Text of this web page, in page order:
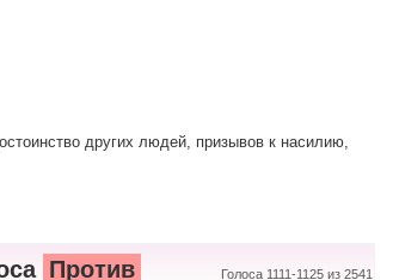
других людей, призывов к насилию,
Против Голоса 1111-1125 из 2541